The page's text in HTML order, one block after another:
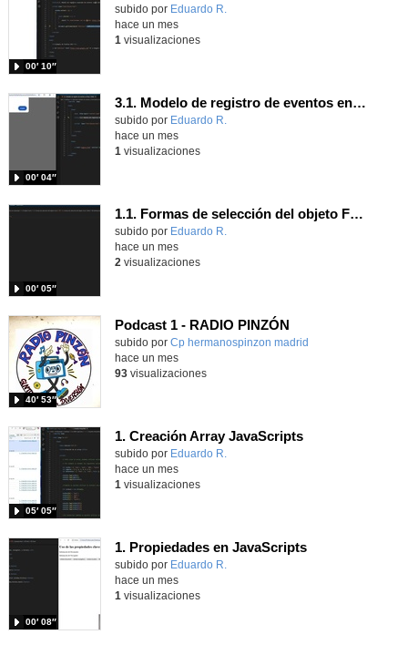
Contenido educativo.
subido por Eduardo R.
00′ 10″
hace un mes
1 visualizaciones
3.1. Modelo de registro de eventos en línea 1.
Contenido educativo.
subido por Eduardo R.
00′ 04″
hace un mes
1 visualizaciones
1.1. Formas de selección del objeto Form 1.
Contenido educativo.
subido por Eduardo R.
00′ 05″
hace un mes
2 visualizaciones
Podcast 1 - RADIO PINZÓN
Contenido educativo.
subido por Cp hermanospinzon madrid
40′ 53″
hace un mes
93visualizaciones
1. Creación Array JavaScripts
Contenido educativo.
subido por Eduardo R.
05′ 05″
hace un mes
1 visualizaciones
1. Propiedades en JavaScripts
Contenido educativo.
subido por Eduardo R.
00′ 08″
hace un mes
1 visualizaciones